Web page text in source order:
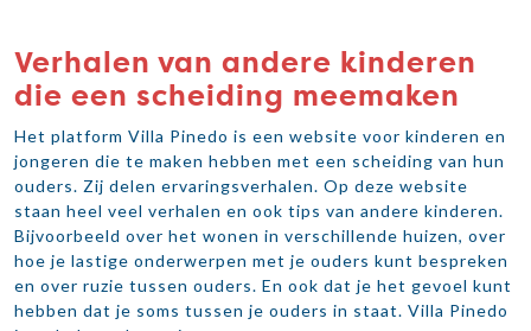
Verhalen van andere kinderen
die een scheiding meemaken
Het platform Villa Pinedo is een website voor kinderen en
jongeren die te maken hebben met een scheiding van hun
ouders. Zij delen ervaringsverhalen. Op deze website
staan heel veel verhalen en ook tips van andere kinderen.
Bijvoorbeeld over het wonen in verschillende huizen, over
hoe je lastige onderwerpen met je ouders kunt bespreken
en over ruzie tussen ouders. En ook dat je het gevoel kunt
hebben dat je soms tussen je ouders in staat. Villa Pinedo